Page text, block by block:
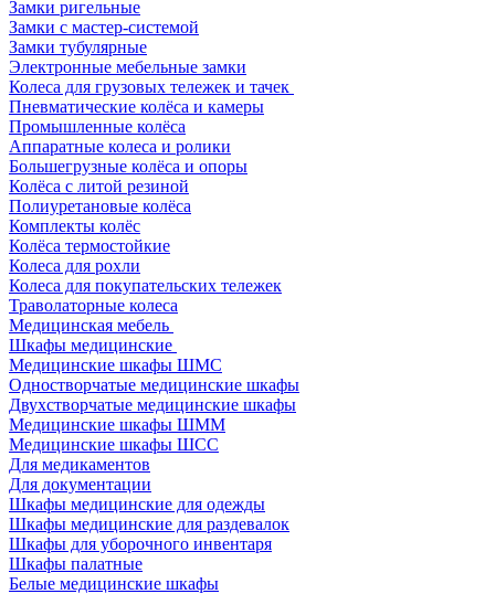
Замки ригельные
Замки с мастер-системой
Замки тубулярные
Электронные мебельные замки
Колеса для грузовых тележек и тачек
Пневматические колёса и камеры
Промышленные колёса
Аппаратные колеса и ролики
Большегрузные колёса и опоры
Колёса с литой резиной
Полиуретановые колёса
Комплекты колёс
Колёса термостойкие
Колеса для рохли
Колеса для покупательских тележек
Траволаторные колеса
Медицинская мебель
Шкафы медицинские
Медицинские шкафы ШМС
Одностворчатые медицинские шкафы
Двухстворчатые медицинские шкафы
Медицинские шкафы ШММ
Медицинские шкафы ШСС
Для медикаментов
Для документации
Шкафы медицинские для одежды
Шкафы медицинские для раздевалок
Шкафы для уборочного инвентаря
Шкафы палатные
Белые медицинские шкафы